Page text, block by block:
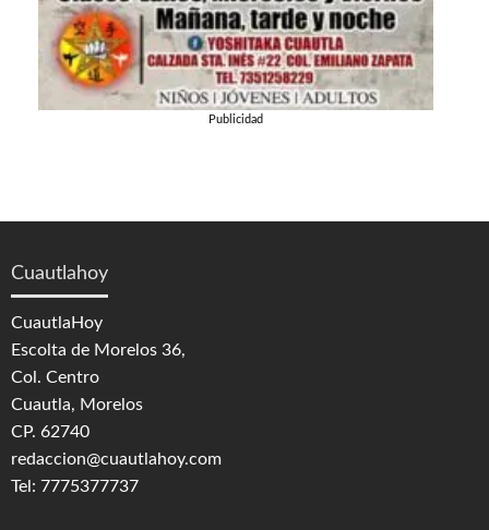
Publicidad
Cuautlahoy
CuautlaHoy
Escolta de Morelos 36,
Col. Centro
Cuautla, Morelos
CP. 62740
redaccion@cuautlahoy.com
Tel: 7775377737